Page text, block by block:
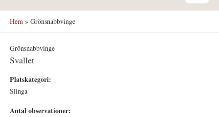
Hem » Grönsnabbvinge
Grönsnabbvinge
Svallet
Platskategori:
Slinga
Antal observationer: